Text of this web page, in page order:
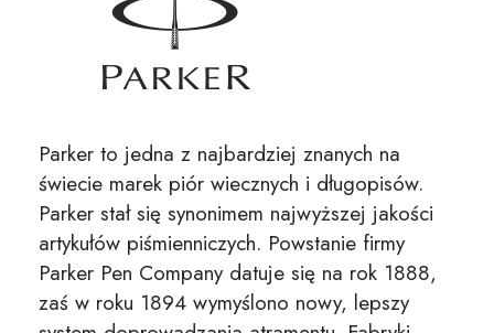
Parker to jedna z najbardziej znanych na
świecie marek piór wiecznych i długopisów.
Parker stał się synonimem najwyższej jakości
artykułów piśmienniczych. Powstanie firmy
Parker Pen Company datuje się na rok 1888,
zaś w roku 1894 wymyślono nowy, lepszy